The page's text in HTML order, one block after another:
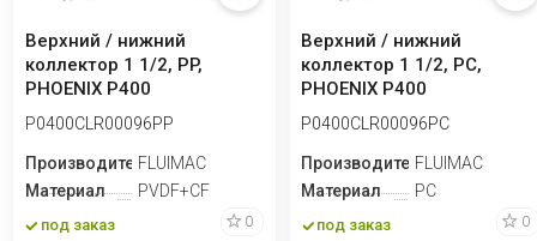
Верхний / нижний
коллектор 1 1/2, PP,
PHOENIX P400
P0400CLR00096PP
ПроизводительFLUIMAC
Материал
PVDF+CF
под заказ 0
Верхний / нижний
коллектор 1 1/2, PC,
PHOENIX P400
P0400CLR00096PC
ПроизводительFLUIMAC
Материал
PC
под заказ 0